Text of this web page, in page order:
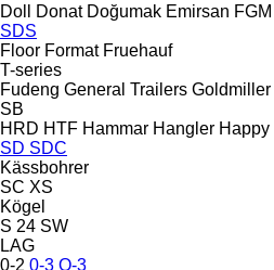
Doll
Donat Doğumak Emirsan FGM
SDS
Floor Format Fruehauf
T-series
Fudeng General Trailers Goldmiller
SB
HRD HTF Hammar Hangler Happy
SD SDC
Kässbohrer
SC XS
Kögel
S 24 SW
LAG
0-2 0-3 O-3